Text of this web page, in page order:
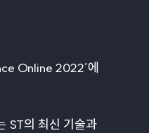
Online 2022’에
ST의 최신 기술과